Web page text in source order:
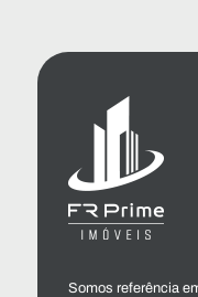
Somos referência